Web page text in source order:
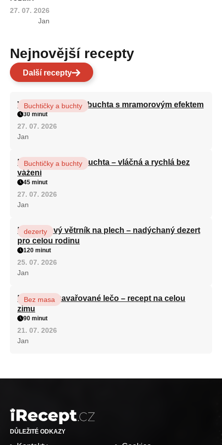
27. 07. 2026
Jan
Nejnovější recepty
Další recepty
Vláčná olejová litá buchta s mramorovým efektem
Buchtičky a buchty
30 minut
27. 07. 2026
Jan
Hrnková maková buchta – vláčná a rychlá bez
vážení
Buchtičky a buchty
45 minut
27. 07. 2026
Jan
Karamelový větrník na plech – nadýchaný dezert
pro celou rodinu
dezerty
120 minut
25. 07. 2026
Jan
Babiččino zavařované lečo – recept na celou
zimu
Bez masa
90 minut
21. 07. 2026
Jan
DŮLEŽITÉ ODKAZY